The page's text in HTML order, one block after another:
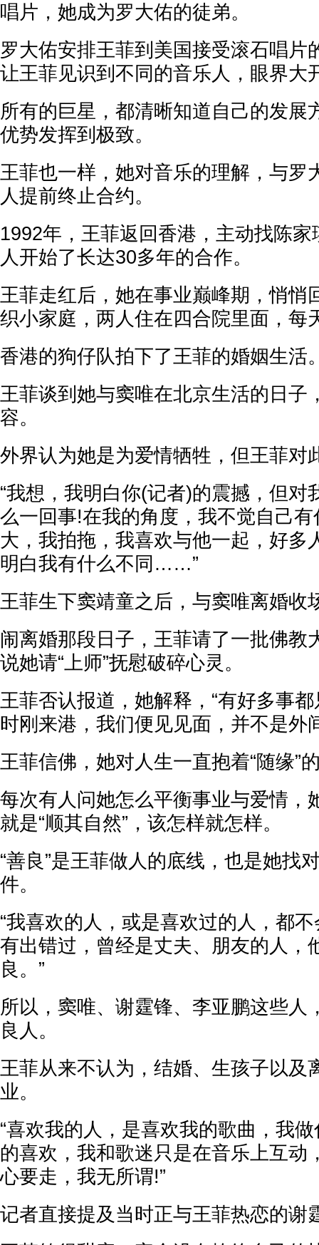
唱片，她成为罗大佑的徒弟。
罗大佑安排王菲到美国接受滚石唱片
让王菲见识到不同的音乐人，眼界大
所有的巨星，都清晰知道自己的发展
优势发挥到极致。
王菲也一样，她对音乐的理解，与罗
人提前终止合约。
1992年，王菲返回香港，主动找陈
人开始了长达30多年的合作。
王菲走红后，她在事业巅峰期，悄悄
织小家庭，两人住在四合院里面，每
香港的狗仔队拍下了王菲的婚姻生活
王菲谈到她与窦唯在北京生活的日子
容。
外界认为她是为爱情牺牲，但王菲对
“我想，我明白你(记者)的震撼，但对
么一回事!在我的角度，我不觉自己
大，我拍拖，我喜欢与他一起，好多
明白我有什么不同……”
王菲生下窦靖童之后，与窦唯离婚收
闹离婚那段日子，王菲请了一批佛教
说她请“上师”抚慰破碎心灵。
王菲否认报道，她解释，“有好多事
时刚来港，我们便见见面，并不是外
王菲信佛，她对人生一直抱着“随缘”
每次有人问她怎么平衡事业与爱情，
就是“顺其自然”，该怎样就怎样。
“善良”是王菲做人的底线，也是她找
件。
“我喜欢的人，或是喜欢过的人，都
有出错过，曾经是丈夫、朋友的人，
良。”
所以，窦唯、谢霆锋、李亚鹏这些人
良人。
王菲从来不认为，结婚、生孩子以及
业。
“喜欢我的人，是喜欢我的歌曲，我
的喜欢，我和歌迷只是在音乐上互动
心要走，我无所谓!”
记者直接提及当时正与王菲热恋的谢